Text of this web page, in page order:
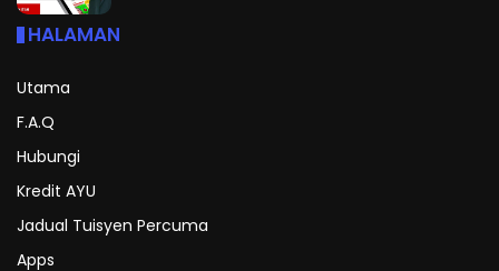
HALAMAN
Utama
F.A.Q
Hubungi
Kredit AYU
Jadual Tuisyen Percuma
Apps